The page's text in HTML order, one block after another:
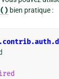
bien pratique :